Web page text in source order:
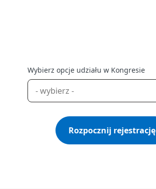
Wybierz opcje udziału w Kongresie
Rozpocznij rejestrację